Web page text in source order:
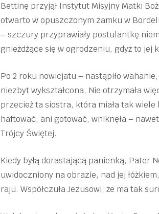
Bettinę przyjął Instytut Misyjny Matki
otwarto w opuszczonym zamku w
– szczury przyprawiały postulantkę
gnieżdżące się w ogrodzeniu, gdyż to
Po 2 roku nowicjatu – nastąpiło
niezbyt wykształcona. Nie otrzymała
przecież ta siostra, która miała tak
haftować, ani gotować, wniknęła –
Trójcy Świętej.
Kiedy byłą dorastającą panienką, Pater
uwidoczniony na obrazie, nad jej
raju. Współczuła Jezusowi, że ma tak